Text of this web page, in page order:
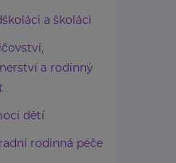
a školáci
a rodinný
dětí
rodinná péče